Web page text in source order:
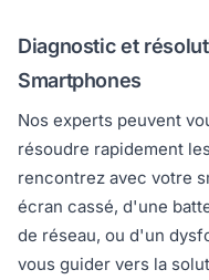
Diagnostic et
Smartphones
Nos experts peuvent
résoudre rapidement
rencontrez avec votre
écran cassé, d'une
de réseau, ou d'un
vous guider vers la